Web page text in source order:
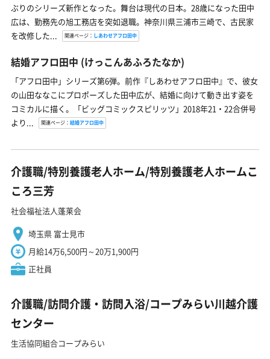
ぶりのシリーズ新作となった。舞台は現代の日本。28歳になった田中
広は、勤務先の旭工務店を突如退職。神奈川県三浦市三崎で、古民家
を改修した...
関連ページ： しあわせアフロ田中
結婚アフロ田中 (けっこんあふろたなか)
「アフロ田中」シリーズ第6弾。前作『しあわせアフロ田中』で、彼女
の山田ななこにプロポーズした田中広が、結婚に向けて動き出す姿を
コミカルに描く。「ビッグコミックスピリッツ」2018年21・22合併号
より...
関連ページ： 結婚アフロ田中
介護職/特別養護老人ホーム/特別養護老人ホームこ
ころ三芳
社会福祉法人蓬莱会
埼玉県 富士見市
月給14万6,500円～20万1,900円
正社員
介護職/訪問介護・訪問入浴/コープみらい川越介護
センター
生活協同組合コープみらい